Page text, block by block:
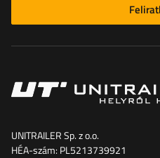
UNITRAILER Sp. z o.o.
HÉA-szám: PL5213739921